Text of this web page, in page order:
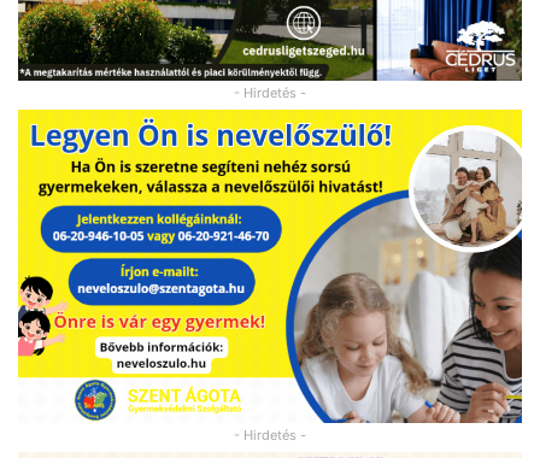
- Hirdetés -
- Hirdetés -